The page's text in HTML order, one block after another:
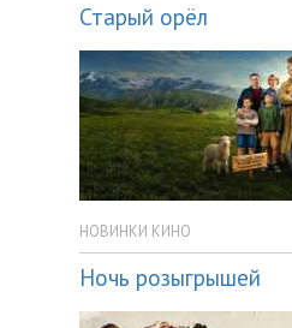
Старый орёл
НОВИНКИ КИНО
Ночь розыгрышей